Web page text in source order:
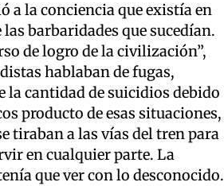
a la conciencia que existía en
barbaridades que sucedían.
de logro de la civilización”,
hablaban de fugas,
la cantidad de suicidios debido
producto de esas situaciones,
tiraban a las vías del tren para
en cualquier parte. La
que ver con lo desconocido.